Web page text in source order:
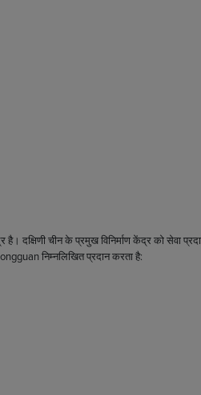
चीन के प्रमुख विनिर्माण केंद्र को सेवा
निम्नलिखित प्रदान करता है: